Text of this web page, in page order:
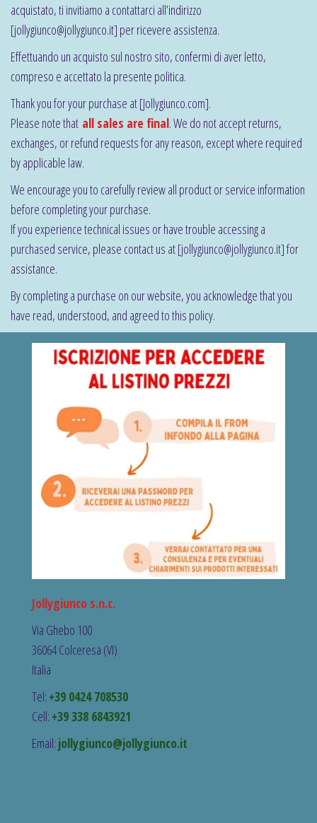
acquistato, ti invitiamo a contattarci all’indirizzo
[jollygiunco@jollygiunco.it] per ricevere assistenza.
Effettuando un acquisto sul nostro sito, confermi di aver letto,
compreso e accettato la presente politica.
Thank you for your purchase at [Jollygiunco.com].
Please note that all sales are final. We do not accept returns,
exchanges, or refund requests for any reason, except where required
by applicable law.
We encourage you to carefully review all product or service information
before completing your purchase.
If you experience technical issues or have trouble accessing a
purchased service, please contact us at [jollygiunco@jollygiunco.it] for
assistance.
By completing a purchase on our website, you acknowledge that you
have read, understood, and agreed to this policy.
Jollygiunco s.n.c.
Via Ghebo 100
36064 Colceresa (VI)
Italia
Tel: +39 0424 708530
Cell: +39 338 6843921
Email: jollygiunco@jollygiunco.it